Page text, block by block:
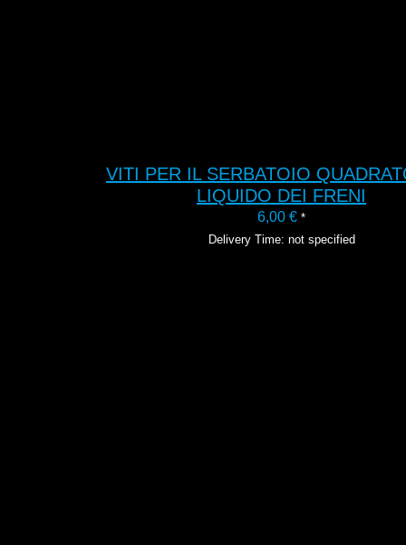
VITI PER IL SERBATOIO
LIQUIDO DEI FRENI
6,00€ *
Delivery Time: not specified